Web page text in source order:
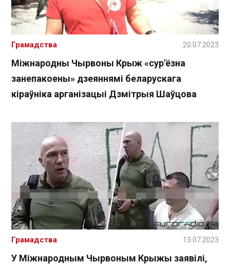
Міжнародны Чырвоны Крыж «сур'ёзна
занепакоены» дзеяннямі беларускага
кіраўніка арганізацыі Дзмітрыя Шаўцова
Грамадства 20.07.2023
У Міжнародным Чырвоным Крыжы заявілі,
Грамадства 13.07.2023